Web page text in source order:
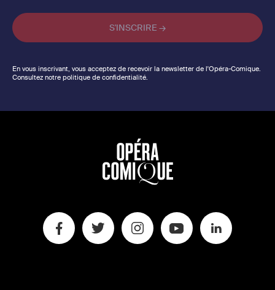
En vous inscrivant, vous acceptez de recevoir la newsletter de l'Opéra-Comique.
Consultez notre politique de confidentialité.